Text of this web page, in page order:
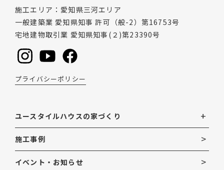
施工エリア
愛知県三河エリア
一般建築業 愛知県知事 許可（般-2）第16753号
宅地建物取引業 愛知県知事(２)第23390号
プライバシーポリシー
ユースタイルハウスの家づくり
施工事例
イベント・お知らせ